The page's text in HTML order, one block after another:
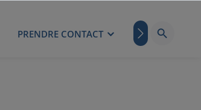
PRENDRE CONTACT BLOG